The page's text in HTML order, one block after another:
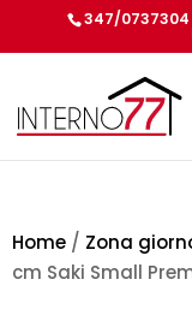
347/0737304
Home / Zona
cm Saki Small